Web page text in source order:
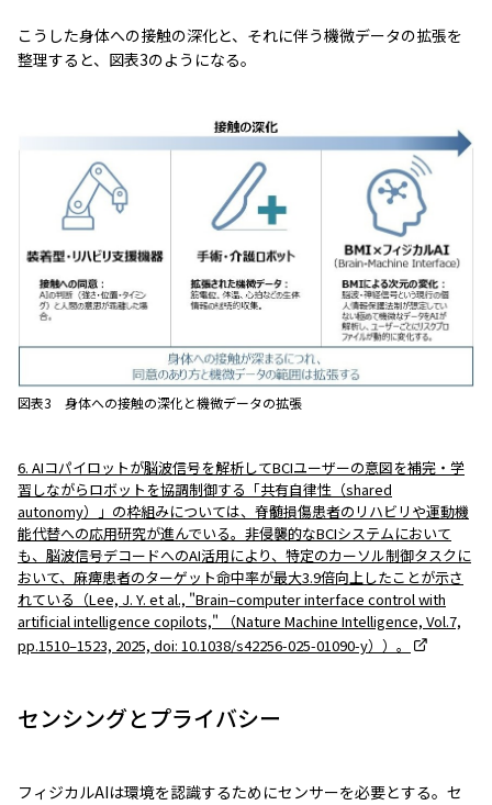
こうした身体への接触の深化と、それに伴う機微データの拡張を
整理すると、図表3のようになる。
図表3 身体への接触の深化と機微データの拡張
6. AIコパイロットが脳波信号を解析してBCIユーザーの意図を補完・学
習しながらロボットを協調制御する「共有自律性（shared
autonomy）」の枠組みについては、脊髄損傷患者のリハビリや運動機
能代替への応用研究が進んでいる。非侵襲的なBCIシステムにおいて
も、脳波信号デコードへのAI活用により、特定のカーソル制御タスクに
おいて、麻痺患者のターゲット命中率が最大3.9倍向上したことが示さ
れている（Lee, J. Y. et al., "Brain–computer interface control with
artificial intelligence copilots," （Nature Machine Intelligence, Vol.7,
pp.1510–1523, 2025, doi: 10.1038/s42256-025-01090-y））。
センシングとプライバシー
フィジカルAIは環境を認識するためにセンサーを必要とする。セ